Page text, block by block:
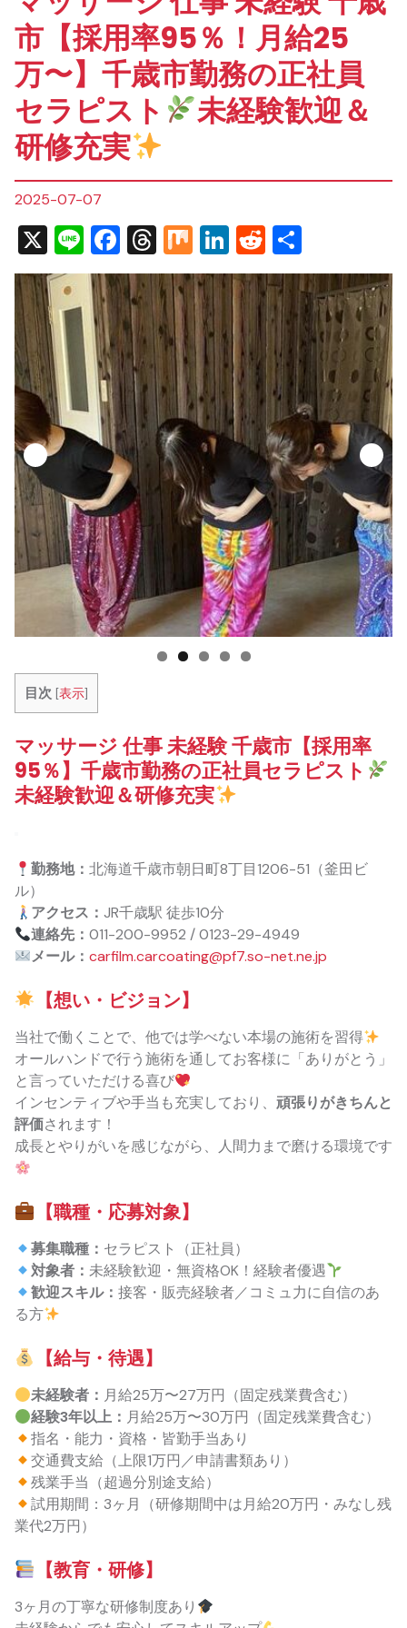
市【採用率95％！月給25
万〜】千歳市勤務の正社員
セラピスト
未経験歓迎＆
研修充実
2025-07-07
X LineFacebook
Threads
MixLinkedIn
Reddit
有
目次 [表示]
マッサージ 仕事 未経験 千歳市【採用率
95％】千歳市勤務の正社員セラピスト
未経験歓迎＆研修充実
勤務地：北海道千歳市朝日町8丁目1206-51（釜田ビ
ル）
アクセス：JR千歳駅 徒歩10分
連絡先：011-200-9952 / 0123-29-4949
メール：carfilm.carcoating@pf7.so-net.ne.jp
【想い・ビジョン】
当社で働くことで、他では学べない本場の施術を習得
オールハンドで行う施術を通してお客様に「ありがとう」
と言っていただける喜び
インセンティブや手当も充実しており、 頑張りがきちんと
評価されます！
成長とやりがいを感じながら、人間力まで磨ける環境です
【職種・応募対象】
募集職種： セラピスト（正社員）
対象者：未経験歓迎・無資格OK！経験者優遇
歓迎スキル：接客・販売経験者／コミュ力に自信のあ
る方
【給与・待遇】
未経験者： 月給25万〜27万円（固定残業費含む）
経験3年以上： 月給25万〜30万円（固定残業費含む）
指名・能力・資格・皆勤手当あり
交通費支給（上限1万円／申請書類あり）
残業手当（超過分別途支給）
試用期間：3ヶ月（研修期間中は月給20万円・みなし残
業代2万円）
【教育・研修】
3ヶ月の丁寧な研修制度あり